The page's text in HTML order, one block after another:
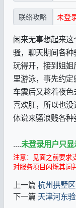
联络攻略 未登
闲来无事想起来
骚，聊天期间各
玩得开，接到姐
里游泳，事先约定
车震后又趁着夜
喜欢肛，所以也
体说来骚浪贱各种
....未登录用户只
注意：见面之前要求
对服务项目闪烁其词
上一篇 杭州拱墅
下一篇 天津河东